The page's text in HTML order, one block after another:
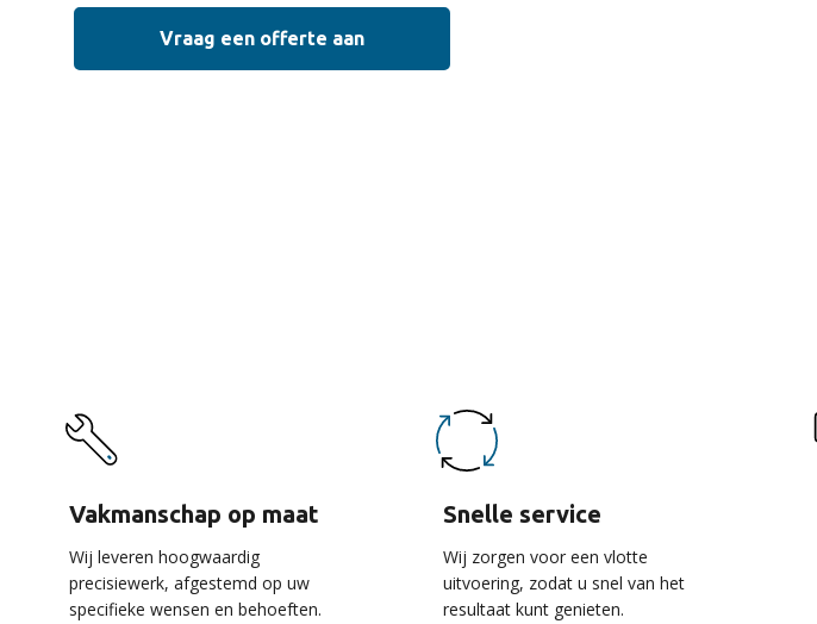
Vraag een offerte aan
Vakmanschap op maat
Wij leveren hoogwaardig
precisiewerk, afgestemd op uw
specifieke wensen en behoeften.
Snelle service
Wij zorgen voor een vlotte
uitvoering, zodat u snel van het
resultaat kunt genieten.